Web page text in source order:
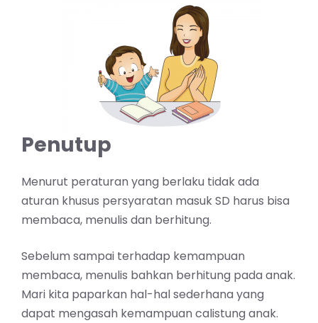
Penutup
Menurut peraturan yang berlaku tidak ada
aturan khusus persyaratan masuk SD harus bisa
membaca, menulis dan berhitung.
Sebelum sampai terhadap kemampuan
membaca, menulis bahkan berhitung pada anak.
Mari kita paparkan hal-hal sederhana yang
dapat mengasah kemampuan calistung anak.